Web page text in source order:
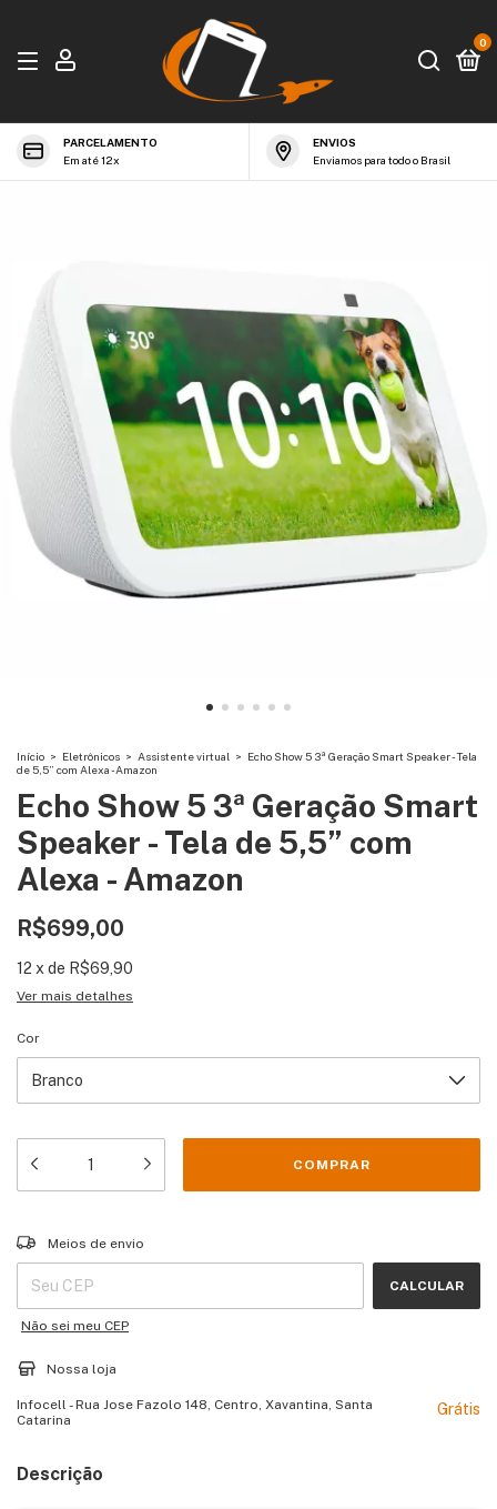
0
PARCELAMENTO
Em até 12x
ENVIOS
Enviamos para todo o Brasil
Início > Eletrônicos > Assistente virtual > Echo Show 5 3ª Geração Smart Speaker - Tela
de 5,5” com Alexa - Amazon
Echo Show 5 3ª Geração Smart
Speaker - Tela de 5,5” com
Alexa - Amazon
R$699,00
12 x de R$69,90
Ver mais detalhes
Cor
Entregas para o CEP:
Meios de envio
CALCULAR
Não sei meu CEP
Nossa loja
Infocell - Rua Jose Fazolo 148, Centro, Xavantina, Santa
Catarina
Grátis
Descrição